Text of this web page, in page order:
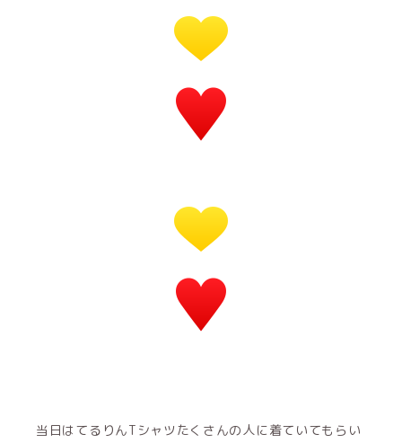
当日はてるりんTシャツたくさんの人に着ていてもらい